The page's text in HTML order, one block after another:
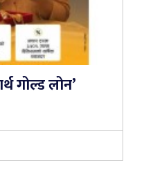
गोल्ड लोन’